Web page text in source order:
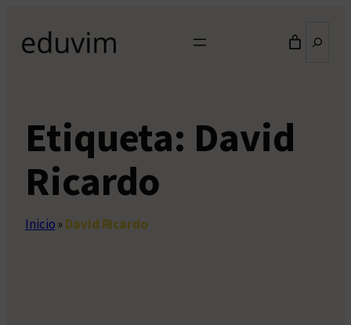
contenido
Etiqueta: David
Ricardo
Inicio»David Ricardo